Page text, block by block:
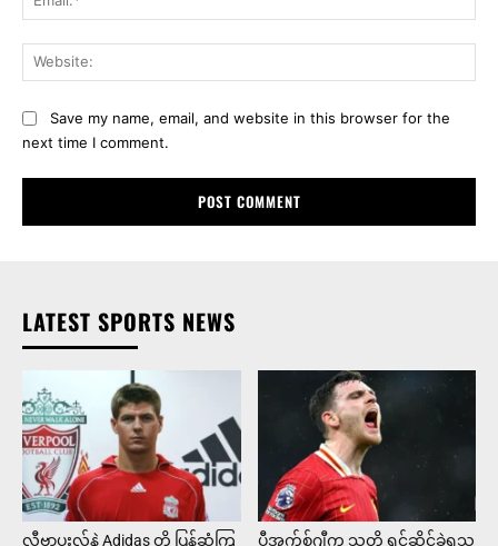
Save my name, email, and website in this browser for the
next time I comment.
LATEST SPORTS NEWS
လီဗာပူးလ်နဲ့ Adidas တို့ ပြန်ဆုံကြ
ပီအက်စ်ဂျီက သူတို့ ရင်ဆိုင်ခဲ့ရသ